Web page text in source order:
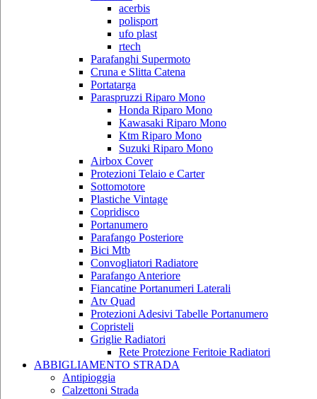
acerbis
polisport
ufo plast
rtech
Parafanghi Supermoto
Cruna e Slitta Catena
Portatarga
Paraspruzzi Riparo Mono
Honda Riparo Mono
Kawasaki Riparo Mono
Ktm Riparo Mono
Suzuki Riparo Mono
Airbox Cover
Protezioni Telaio e Carter
Sottomotore
Plastiche Vintage
Copridisco
Portanumero
Parafango Posteriore
Bici Mtb
Convogliatori Radiatore
Parafango Anteriore
Fiancatine Portanumeri Laterali
Atv Quad
Protezioni Adesivi Tabelle Portanumero
Copristeli
Griglie Radiatori
Rete Protezione Feritoie Radiatori
ABBIGLIAMENTO STRADA
Antipioggia
Calzettoni Strada